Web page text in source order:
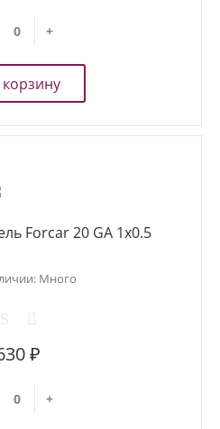
+
Forcar 20 GA 1x0.5
Много
₽
+